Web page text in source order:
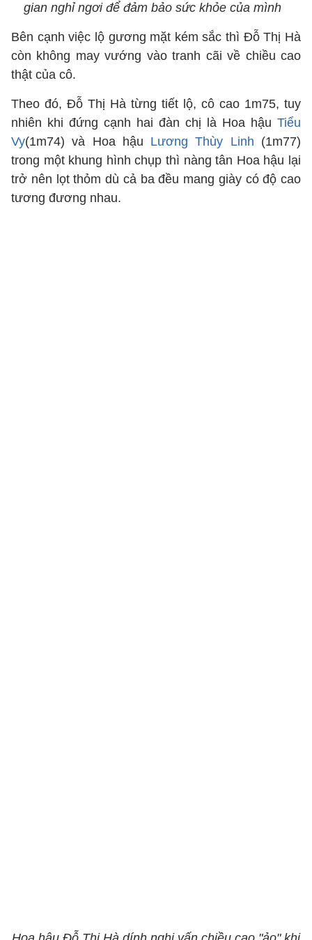
gian nghỉ ngơi để đảm bảo sức khỏe của mình ​​​​​​​
Bên cạnh việc lộ gương mặt kém sắc thì Đỗ Thị Hà
còn không may vướng vào tranh cãi về chiều cao
thật của cô.
Theo đó, Đỗ Thị Hà từng tiết lộ, cô cao 1m75, tuy
nhiên khi đứng cạnh hai đàn chị là Hoa hậu Tiểu
Vy(1m74) và Hoa hậu Lương Thùy Linh (1m77)
trong một khung hình chụp thì nàng tân Hoa hậu lại
trở nên lọt thỏm dù cả ba đều mang giày có độ cao
tương đương nhau.